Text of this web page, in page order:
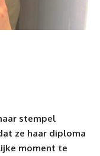
stempel
ze haar diploma
moment te